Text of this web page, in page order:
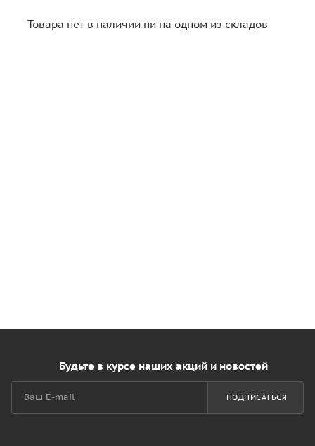
Товара нет в наличии ни на одном из складов
Будьте в курсе наших акций и новостей
ПОДПИСАТЬСЯ